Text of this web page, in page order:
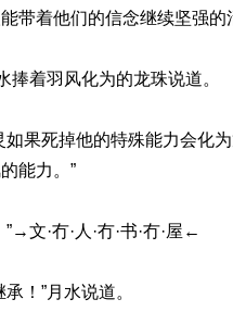
带着他们的信念继续坚强的
捧着羽风化为的龙珠说道。
如果死掉他的特殊能力会化
能力。”
文·冇·人·冇·书·冇·屋←
！”月水说道。